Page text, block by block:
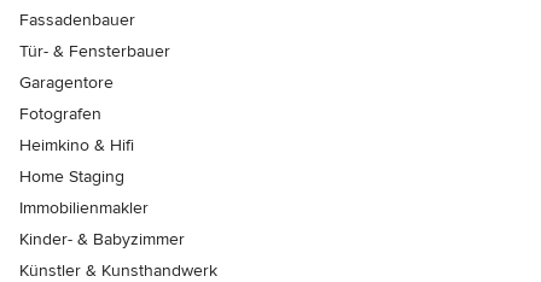
Fassadenbauer
Tür- & Fensterbauer
Garagentore
Fotografen
Heimkino & Hifi
Home Staging
Immobilienmakler
Kinder- & Babyzimmer
Künstler & Kunsthandwerk